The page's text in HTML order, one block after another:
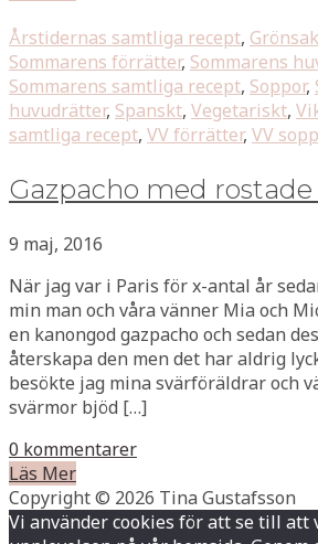
Årstidernas samtliga recept,
Sommarens förrätter, Sommarens
Sommarens samtliga recept, Soppor,
huvudrätter, Spanskt, Vegetariskt,
samtliga recept, VV förrätter, VV
Gazpacho med
9 maj, 2016
När jag var i Paris för x-antal år
min man och våra vänner Mia och
en kanongod gazpacho och sedan
återskapa den men det har aldrig
besökte jag mina svärföräldrar och
svärmor bjöd […]
0 kommentarer
Läs Mer
Copyright © 2026 Tina Gustafsson
Vi använder cookies för att se till att